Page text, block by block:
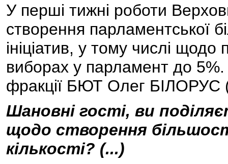
У перші тижні роботи
створення парламентської
ініціатив, у тому числі
виборах у парламент до 5%.
фракції БЮТ Олег
Шановні гості, ви
щодо створення
кількості? (...)